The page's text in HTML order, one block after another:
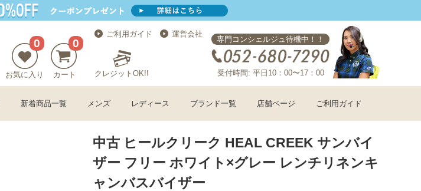
0
お気に入り
0
カート
ご利用ガイド 運営会社
クレジットOK!!
専門コンシェルジュ待機中！！
受付時間: 平日10：00〜17：00
新着商品一覧 メンズ レディース ブランド一覧 店舗ページ ご利用ガイド
中古 ヒールクリーク HEAL CREEK サンバイ
ザー フリー ホワイト×グレー レンチリネンキ
ャンバスバイザー